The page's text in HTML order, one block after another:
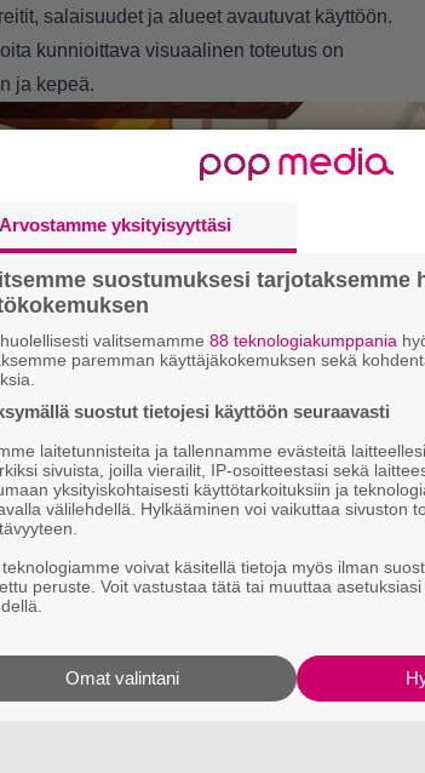
salaisuudet ja alueet avautuvat käyttöön.
kunnioittava visuaalinen toteutus on
ja kepeä.
Arvostamme yksityisyyttäsi
suostumuksesi tarjotaksemme
valitsemamme 88 teknologiakumppania
paremman käyttäjäkokemuksen sekä
suostut tietojesi käyttöön seuraavasti
laitetunnisteita ja tallennamme evästeitä
sivuista, joilla vierailit, IP-osoitteestasi sekä
yksityiskohtaisesti käyttötarkoituksiin ja
välilehdellä. Hylkääminen voi vaikuttaa sivuston
voivat käsitellä tietoja myös ilman
peruste. Voit vastustaa tätä tai muuttaa
Omat valintani